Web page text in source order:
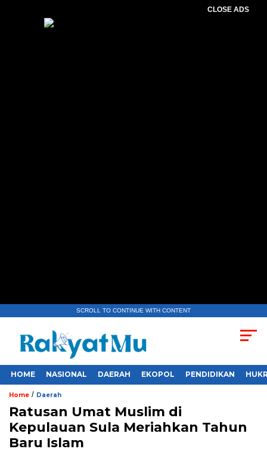
CLOSE ADS
SCROLL TO CONTINUE WITH CONTENT
HOME NASIONAL DAERAH EKOPOL PENDIDIKAN
Home / Daerah
Ratusan Umat Muslim di
Kepulauan Sula Meriahkan Tahun
Baru Islam